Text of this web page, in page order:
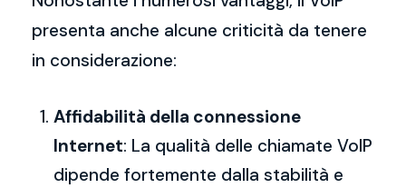
presenta anche alcune criticità da tenere
in considerazione:
Affidabilità della connessione
Internet: La qualità delle chiamate VoIP
dipende fortemente dalla stabilità e